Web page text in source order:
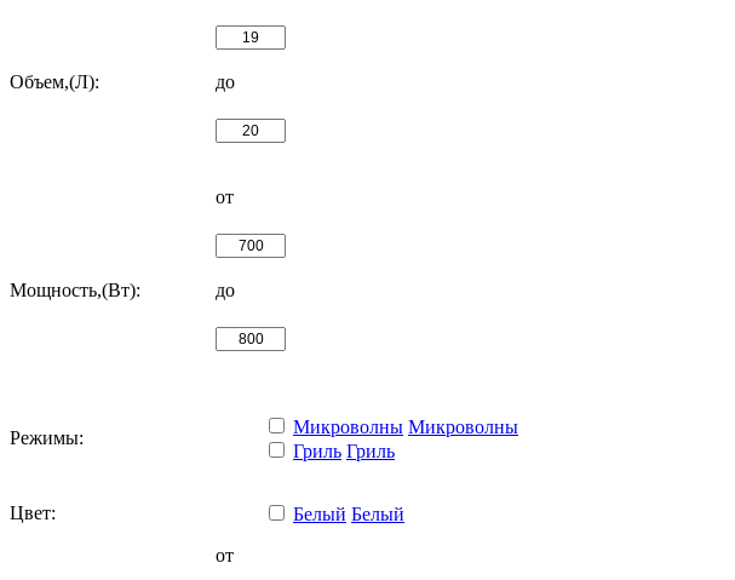
Объем,(Л): до
Мощность,(Вт):
от
до
Режимы:
Микроволны Микроволны
Гриль Гриль
Цвет: Белый Белый
от